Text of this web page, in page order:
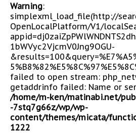
Warning:
simplexml_load_file(http://
OpenLocalPlatform/V1/
1bWVyc2VjcmV0Jng9OGU-
failed to open stream:
getaddrinfo failed: Name or
/home/m-ken/matinabi.net/
-7stq7g66z/wp/wp-
content/themes/micata/
1222